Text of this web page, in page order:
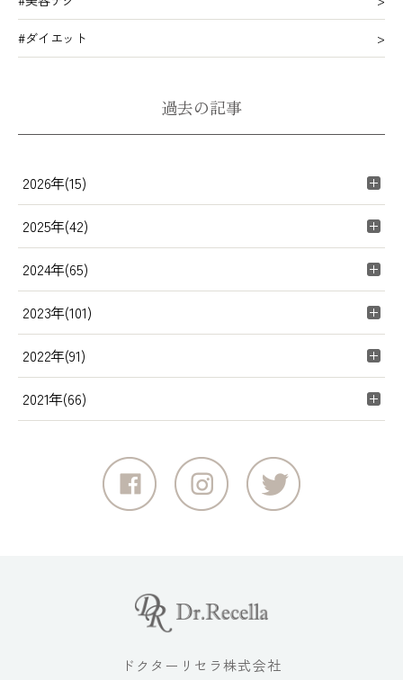
#ダイエット
過去の記事
2026年(15)
2025年(42)
2024年(65)
2023年(101)
2022年(91)
2021年(66)
ドクターリセラ株式会社